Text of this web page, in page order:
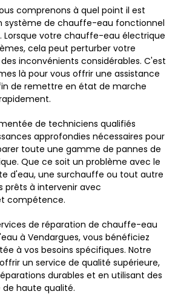
comprenons à quel point il est
système de chauffe-eau fonctionnel
Lorsque votre chauffe-eau électrique
cela peut perturber votre
inconvénients considérables. C'est
là pour vous offrir une assistance
de remettre en état de marche
de techniciens qualifiés
approfondies nécessaires pour
toute une gamme de pannes de
Que ce soit un problème avec le
d'eau, une surchauffe ou tout autre
prêts à intervenir avec
compétence.
de réparation de chauffe-eau
à Vendargues, vous bénéficiez
à vos besoins spécifiques. Notre
un service de qualité supérieure,
durables et en utilisant des
haute qualité.